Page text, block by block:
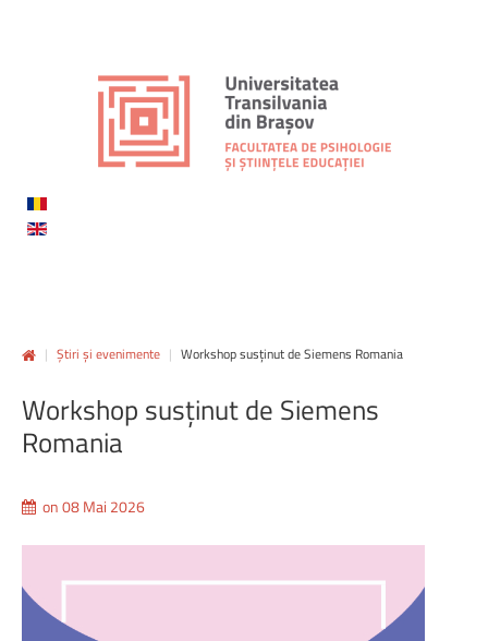
| Știri și evenimente | Workshop susținut de Siemens Romania
Workshop susținutde Siemens
Romania
on 08 Mai 2026